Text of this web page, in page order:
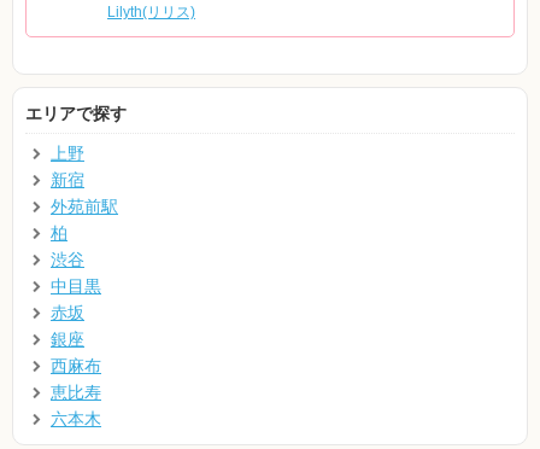
Lilyth(リリス)
エリアで探す
上野
新宿
外苑前駅
柏
渋谷
中目黒
赤坂
銀座
西麻布
恵比寿
六本木